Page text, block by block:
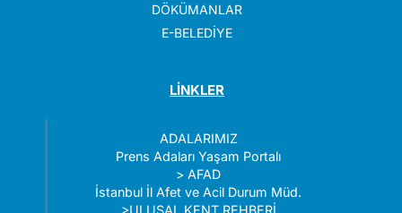
DÖKÜMANLAR
E-BELEDİYE
LİNKLER
ADALARIMIZ
Prens Adaları Yaşam Portalı
>AFAD
İstanbul İl Afet ve Acil Durum Müd.
>ULUSAL KENT REHBERİ